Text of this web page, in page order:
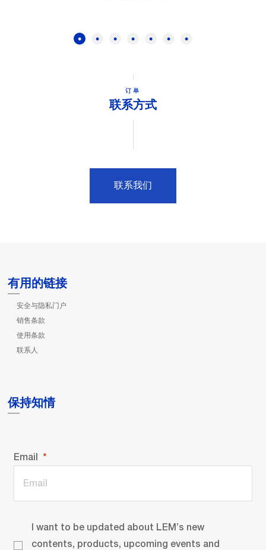
订单
联系方式
联系我们
有用的链接
安全与隐私门户
销售条款
使用条款
联系人
保持知情
Email
I want to be updated about LEM’s new
contents, products, upcoming events and